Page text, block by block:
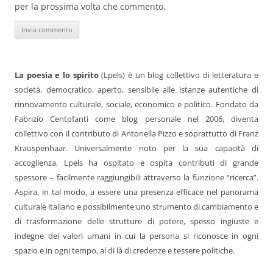
per la prossima volta che commento.
La poesia e lo spirito(Lpels) è un blog collettivo di letteratura e
società, democratico, aperto, sensibile alle istanze autentiche di
rinnovamento culturale, sociale, economico e politico. Fondato da
Fabrizio Centofanti come blog personale nel 2006, diventa
collettivo con il contributo di Antonella Pizzo e soprattutto di Franz
Krauspenhaar. Universalmente noto per la sua capacità di
accoglienza, Lpels ha ospitato e ospita contributi di grande
spessore – facilmente raggiungibili attraverso la funzione “ricerca”.
Aspira, in tal modo, a essere una presenza efficace nel panorama
culturale italiano e possibilmente uno strumento di cambiamento e
di trasformazione delle strutture di potere, spesso ingiuste e
indegne dei valori umani in cui la persona si riconosce in ogni
spazio e in ogni tempo, al di là di credenze e tessere politiche.